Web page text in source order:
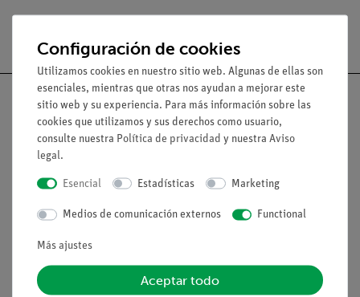
Nach oben
Contacto
Condiciones comerciales generales
Declaración de privacidad
Configuración de cookies
Utilizamos cookies en nuestro sitio web. Algunas de ellas son
esenciales, mientras que otras nos ayudan a mejorar este
sitio web y su experiencia. Para más información sobre las
cookies que utilizamos y sus derechos como usuario,
consulte nuestra Política de privacidad y nuestra Aviso
legal.
Esencial Estadísticas Marketing
Medios de comunicación externos Functional
Más ajustes
Aceptar todo